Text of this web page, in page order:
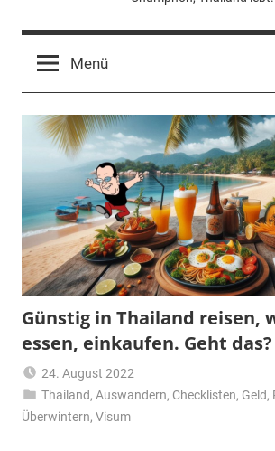
Menü
Günstig in Thailand reisen,
essen, einkaufen. Geht das?
24. August 2022
Matt
Thailand,Auswandern, Checklisten, Geld,
Überwintern, Visum